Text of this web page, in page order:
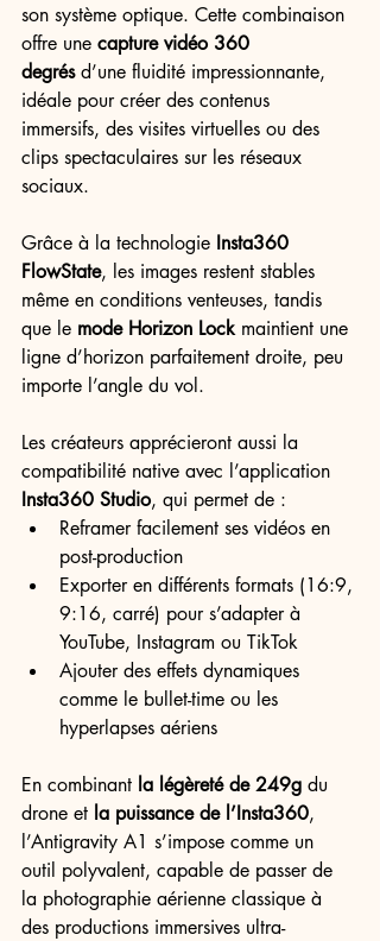
son système optique. Cette combinaison
offre une capture vidéo 360
degrés d’une fluidité impressionnante,
idéale pour créer des contenus
immersifs, des visites virtuelles ou des
clips spectaculaires sur les réseaux
sociaux.
Grâce à la technologie Insta360
FlowState, les images restent stables
même en conditions venteuses, tandis
que le mode Horizon Lock maintient une
ligne d’horizon parfaitement droite, peu
importe l’angle du vol.
Les créateurs apprécieront aussi la
compatibilité native avec l’application
Insta360 Studio, qui permet de :
Reframer facilement ses vidéos en
post-production
Exporter en différents formats (16:9,
9:16, carré) pour s’adapter à
YouTube, Instagram ou TikTok
Ajouter des effets dynamiques
comme le bullet-time ou les
hyperlapses aériens
En combinant la légèreté de 249g du
drone et la puissance de l’Insta360,
l’Antigravity A1 s’impose comme un
outil polyvalent, capable de passer de
la photographie aérienne classique à
des productions immersives ultra-